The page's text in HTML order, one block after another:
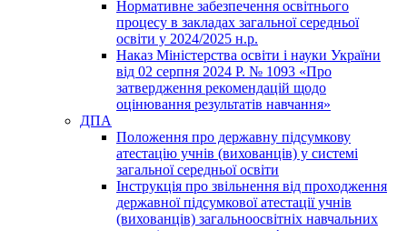
Нормативне забезпечення освітнього
процесу в закладах загальної середньої
освіти у 2024/2025 н.р.
Наказ Міністерства освіти і науки України
від 02 серпня 2024 Р. № 1093 «Про
затвердження рекомендацій щодо
оцінювання результатів навчання»
ДПА
Положення про державну підсумкову
атестацію учнів (вихованців) у системі
загальної середньої освіти
Інструкція про звільнення від проходження
державної підсумкової атестації учнів
(вихованців) загальноосвітніх навчальних